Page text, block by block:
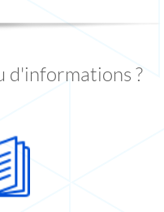
d'informations ?